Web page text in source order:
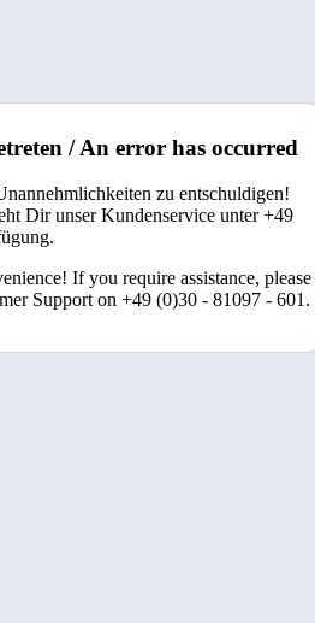
/ An error has occurred
zu entschuldigen!
Dir unser Kundenservice unter +49
If you require assistance, please
Support on +49 (0)30 - 81097 - 601.